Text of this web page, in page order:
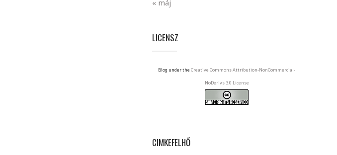
« máj
LICENSZ
Blog under the Creative Commons Attribution-NonCommercial-
NoDerivs 3.0 License
CIMKEFELHŐ